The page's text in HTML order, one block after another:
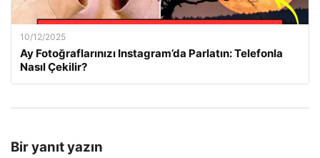
10/12/2025
Ay Fotoğraflarınızı Instagram’da Parlatın: Telefonla
Nasıl Çekilir?
Bir yanıt yazın